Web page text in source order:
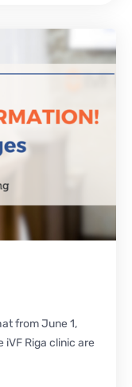
from June 1,
Riga clinic are